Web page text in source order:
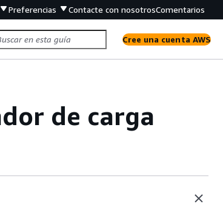
Preferencias Contacte con nosotrosComentarios
Cree una cuenta AWS
de carga